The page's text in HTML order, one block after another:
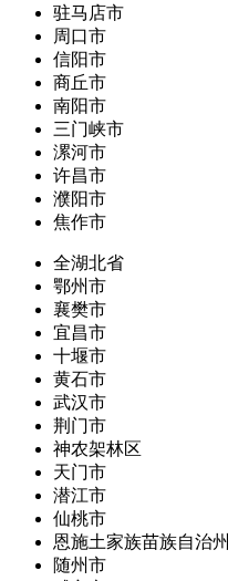
驻马店市
周口市
信阳市
商丘市
南阳市
三门峡市
漯河市
许昌市
濮阳市
焦作市
全湖北省
鄂州市
襄樊市
宜昌市
十堰市
黄石市
武汉市
荆门市
神农架林区
天门市
潜江市
仙桃市
恩施土家族苗族自治州
随州市